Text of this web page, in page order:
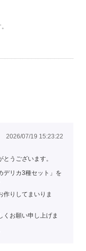
2026/07/19 15:23:22
うございます。
デリカ3種セット」を
作りしてまいりま
くお願い申し上げま